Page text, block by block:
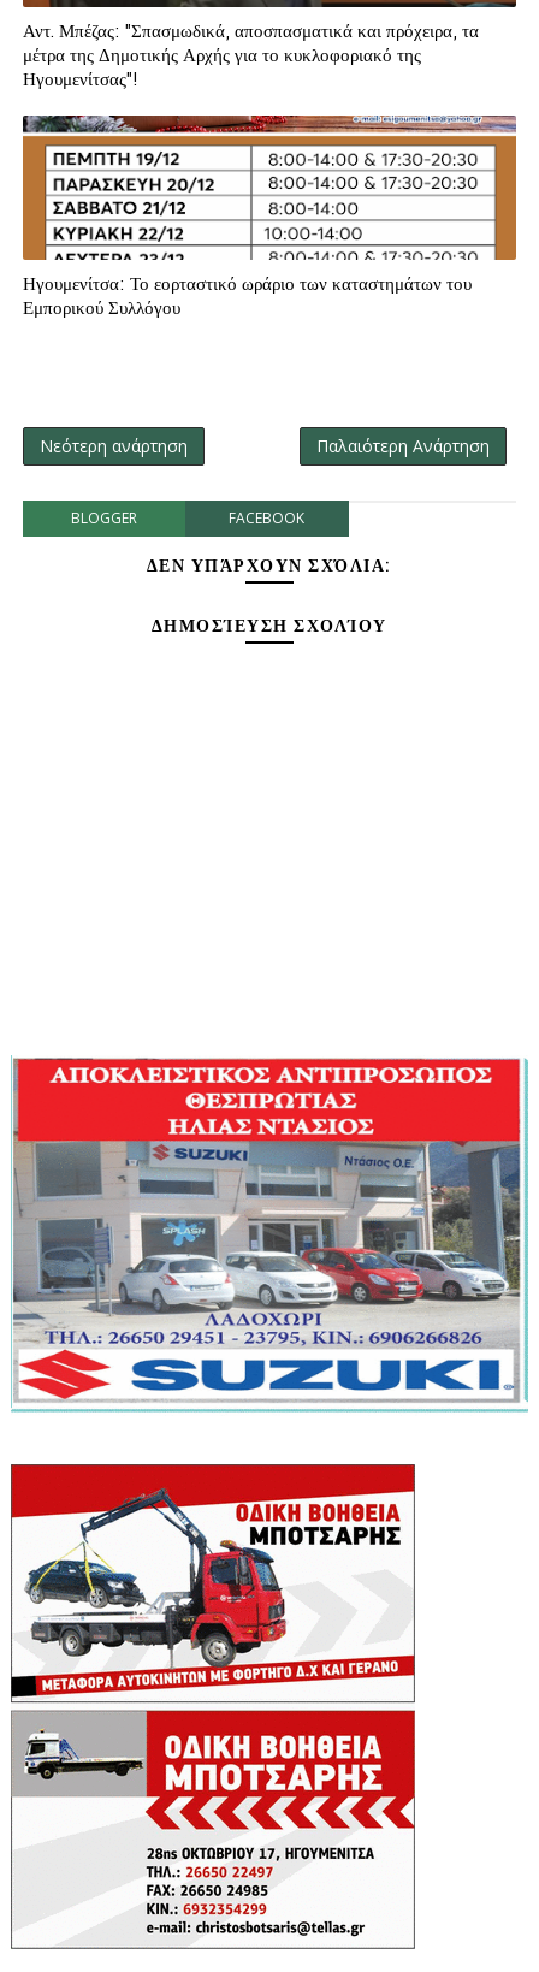
Αντ. Μπέζας: "Σπασμωδικά, αποσπασματικά και πρόχειρα, τα
μέτρα της Δημοτικής Αρχής για το κυκλοφοριακό της
Ηγουμενίτσας"!
Ηγουμενίτσα: Το εορταστικό ωράριο των καταστημάτων του
Εμπορικού Συλλόγου
Νεότερη ανάρτηση Παλαιότερη Ανάρτηση
BLOGGER FACEBOOK
ΔΕΝ ΥΠΆΡΧΟΥΝ ΣΧΌΛΙΑ:
ΔΗΜΟΣΊΕΥΣΗ ΣΧΟΛΊΟΥ